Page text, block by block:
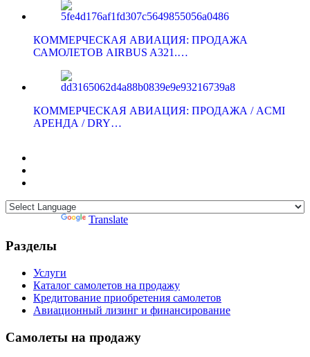
КОММЕРЧЕСКАЯ АВИАЦИЯ: ПРОДАЖА
САМОЛЕТОВ AIRBUS A321.…
КОММЕРЧЕСКАЯ АВИАЦИЯ: ПРОДАЖА / ACMI
АРЕНДА / DRY…
Translate
Разделы
Услуги
Каталог самолетов на продажу
Кредитование приобретения самолетов
Авиационный лизинг и финансирование
Самолеты на продажу